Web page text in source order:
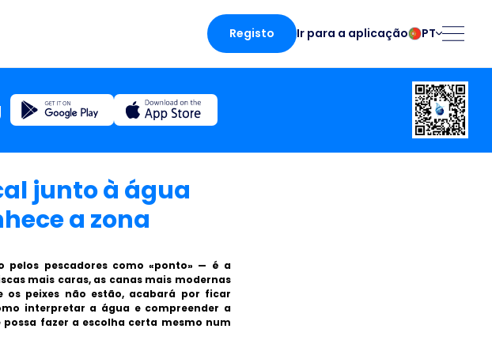
Registo Ir para a aplicação PT
Deutsch
Norsk
Polski
Português
Românesc
Início
Blogue
Sobre a aplicação
Fishsurfing
junto à água
a zona
pelos pescadores como «ponto» — é a
mais caras, as canas mais modernas
os peixes não estão, acabará por ficar
interpretar a água e compreender a
fazer a escolha certa mesmo num